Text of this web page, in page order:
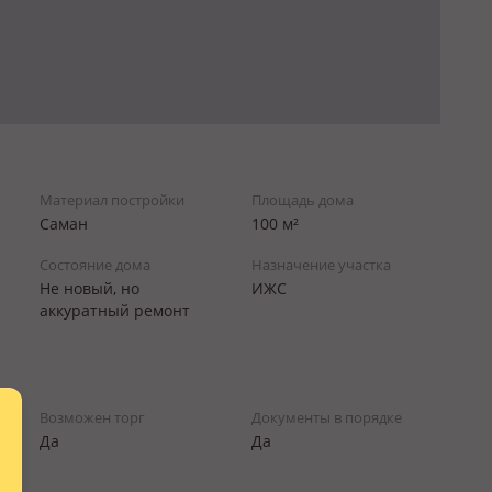
Материал постройки
Саман
Площадь дома
100 м²
Состояние дома
Не новый, но
аккуратный ремонт
Назначение участка
ИЖС
Возможен торг
Да
Документы в порядке
Да